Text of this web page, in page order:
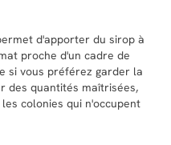
d'apporter du sirop à
proche d'un cadre de
si vous préférez garder la
des quantités maîtrisées,
colonies qui n'occupent